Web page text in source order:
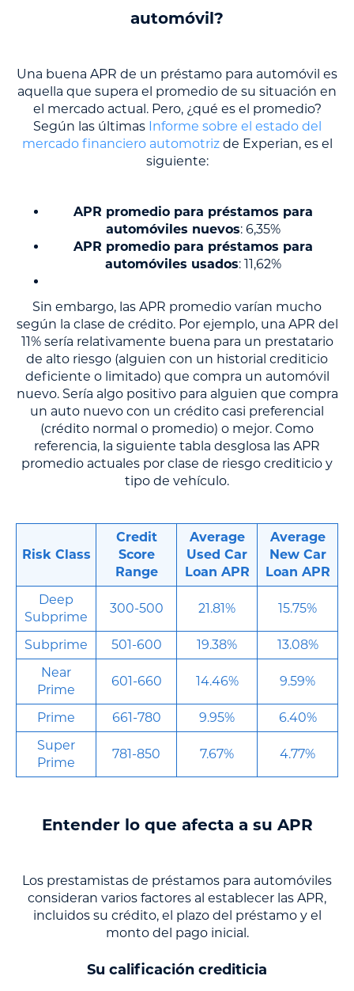
automóvil?
Una buena APR de un préstamo para automóvil es
aquella que supera el promedio de su situación en
el mercado actual. Pero, ¿qué es el promedio?
Según las últimas Informe sobre el estado del
mercado financiero automotrizde Experian, es el
siguiente:
APR promedio para préstamos para
automóviles nuevos: 6,35%
APR promedio para préstamos para
automóviles usados: 11,62%
Sin embargo, las APR promedio varían mucho
según la clase de crédito. Por ejemplo, una APR del
11% sería relativamente buena para un prestatario
de alto riesgo (alguien con un historial crediticio
deficiente o limitado) que compra un automóvil
nuevo. Sería algo positivo para alguien que compra
un auto nuevo con un crédito casi preferencial
(crédito normal o promedio) o mejor. Como
referencia, la siguiente tabla desglosa las APR
promedio actuales por clase de riesgo crediticio y
tipo de vehículo.
Risk Class
Credit
Score
Range
Average
Used Car
Loan APR
Average
New Car
Loan APR
Deep
Subprime
300-500 21.81% 15.75%
Subprime 501-600 19.38%
13.08%
Near
Prime
601-660 14.46% 9.59%
Prime 661-780 9.95%
6.40%
Super
Prime
781-850 7.67% 4.77%
Entender lo que afecta a su APR
Los prestamistas de préstamos para automóviles
consideran varios factores al establecer las APR,
incluidos su crédito, el plazo del préstamo y el
monto del pago inicial.
Su calificación crediticia